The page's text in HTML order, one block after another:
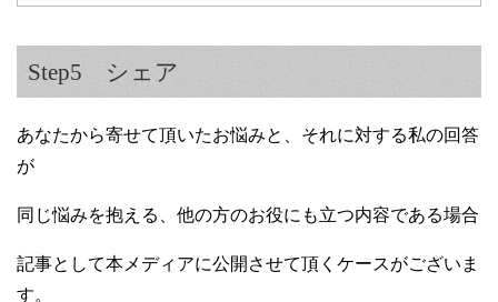
Step5 シェア
あなたから寄せて頂いたお悩みと、それに対する私の回答
が
同じ悩みを抱える、他の方のお役にも立つ内容である場合
記事として本メディアに公開させて頂くケースがございま
す。